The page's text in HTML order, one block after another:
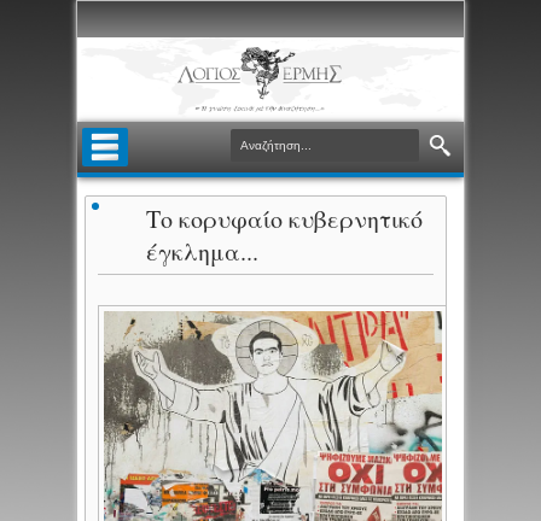
Το κορυφαίο κυβερνητικό
έγκλημα...